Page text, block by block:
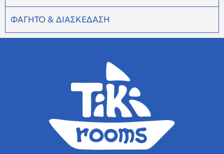
ΦΑΓΗΤΟ & ΔΙΑΣΚΕΔΑΣΗ